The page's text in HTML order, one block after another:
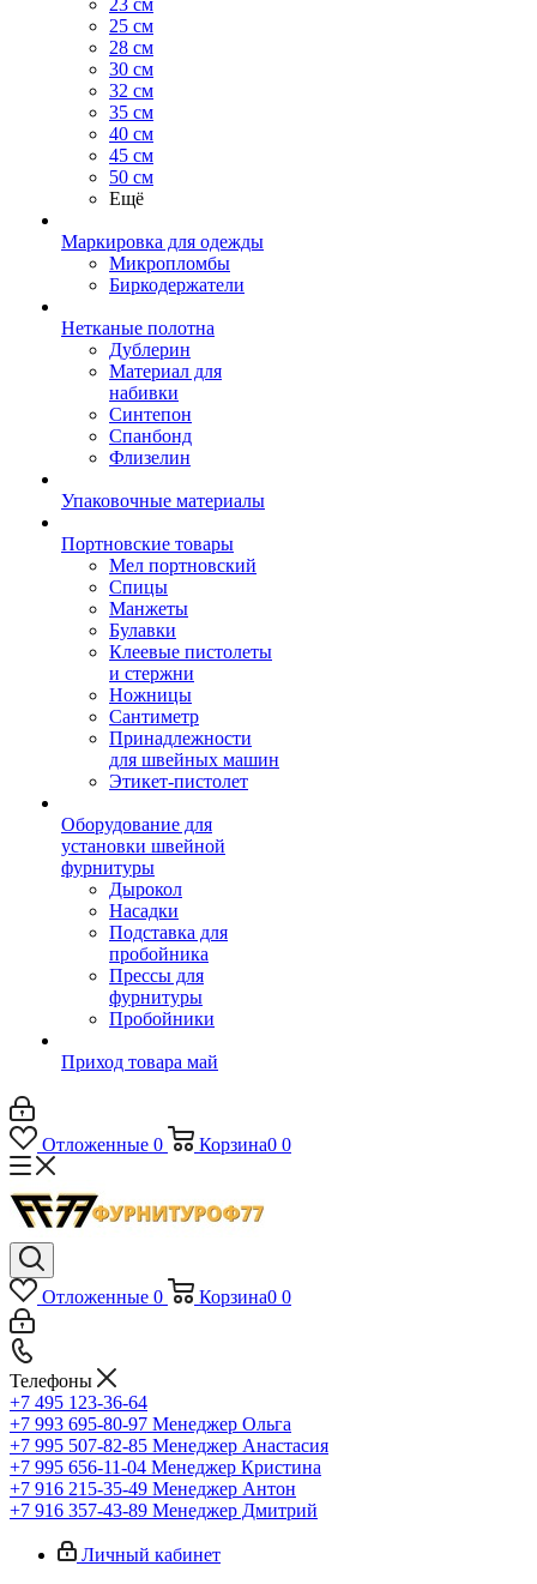
23 см
25 см
28 см
30 см
32 см
35 см
40 см
45 см
50 см
Ещё
Маркировка для одежды
Микропломбы
Биркодержатели
Нетканые полотна
Дублерин
Материал для
набивки
Синтепон
Спанбонд
Флизелин
Упаковочные материалы
Портновские товары
Мел портновский
Спицы
Манжеты
Булавки
Клеевые пистолеты
и стержни
Ножницы
Сантиметр
Принадлежности
для швейных машин
Этикет-пистолет
Оборудование для
установки швейной
фурнитуры
Дырокол
Насадки
Подставка для
пробойника
Прессы для
фурнитуры
Пробойники
Приход товара май
Отложенные 0 Корзина0 0
Отложенные 0 Корзина0 0
Телефоны
+7 495 123-36-64
+7 993 695-80-97 Менеджер Ольга
+7 995 507-82-85 Менеджер Анастасия
+7 995 656-11-04 Менеджер Кристина
+7 916 215-35-49 Менеджер Антон
+7 916 357-43-89 Менеджер Дмитрий
Личный кабинет